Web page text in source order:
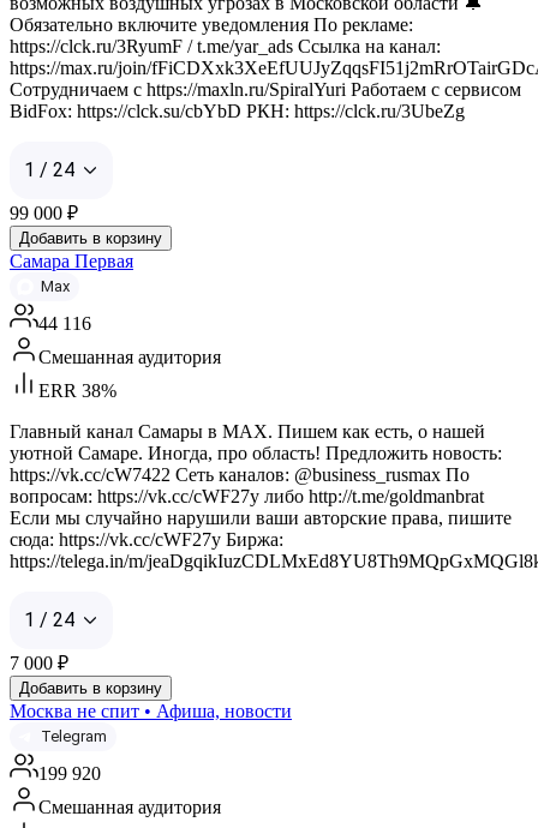
Обязательно включите уведомления По рекламе:
https://clck.ru/3RyumF / t.me/yar_ads Ссылка на канал:
https://max.ru/join/
Сотрудничаем с https://maxln.ru/SpiralYuri Работаем с сервисом
BidFox: https://clck.su/cbYbD РКН: https://clck.ru/3UbeZg
1 / 24
99 000 ₽
Добавить в корзину
Самара Первая
Max
44 116
Смешанная аудитория
ERR 38%
Главный канал Самары в MAX. Пишем как есть, о нашей
уютной Самаре. Иногда, про область! Предложить новость:
https://vk.cc/cW7422 Сеть каналов: @business_rusmax По
вопросам: https://vk.cc/cWF27y либо http://t.me/goldmanbrat
Если мы случайно нарушили ваши авторские права, пишите
сюда: https://vk.cc/cWF27y Биржа:
https://telega.in/m/
1 / 24
7 000 ₽
Добавить в корзину
Москва не спит • Афиша, новости
Telegram
199 920
Смешанная аудитория